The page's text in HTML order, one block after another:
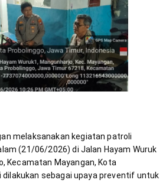
melaksanakan kegiatan patroli
(21/06/2026) di Jalan Hayam Wuruk
Kecamatan Mayangan, Kota
dilakukan sebagai upaya preventif untuk